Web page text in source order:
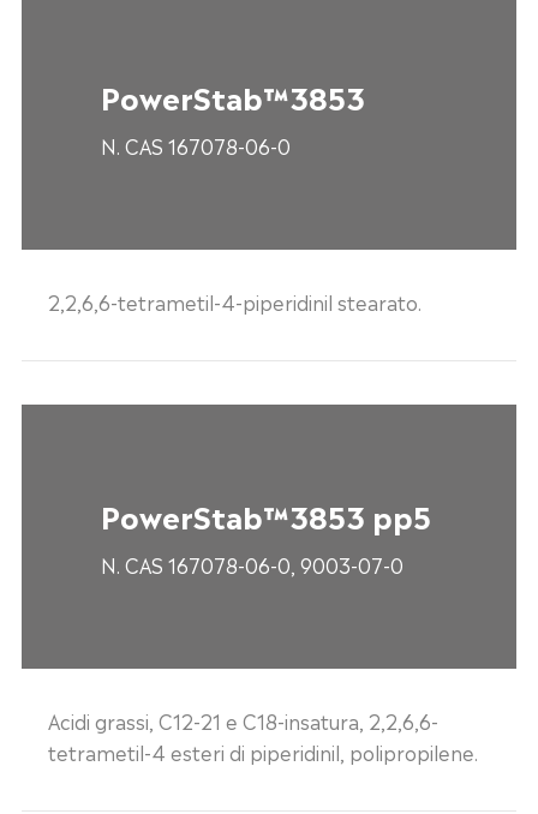
PowerStab™3853
N. CAS 167078-06-0
2,2,6,6-tetrametil-4-piperidinil stearato.
PowerStab™3853 pp5
N. CAS 167078-06-0, 9003-07-0
Acidi grassi, C12-21 e C18-insatura, 2,2,6,6-
tetrametil-4 esteri di piperidinil, polipropilene.